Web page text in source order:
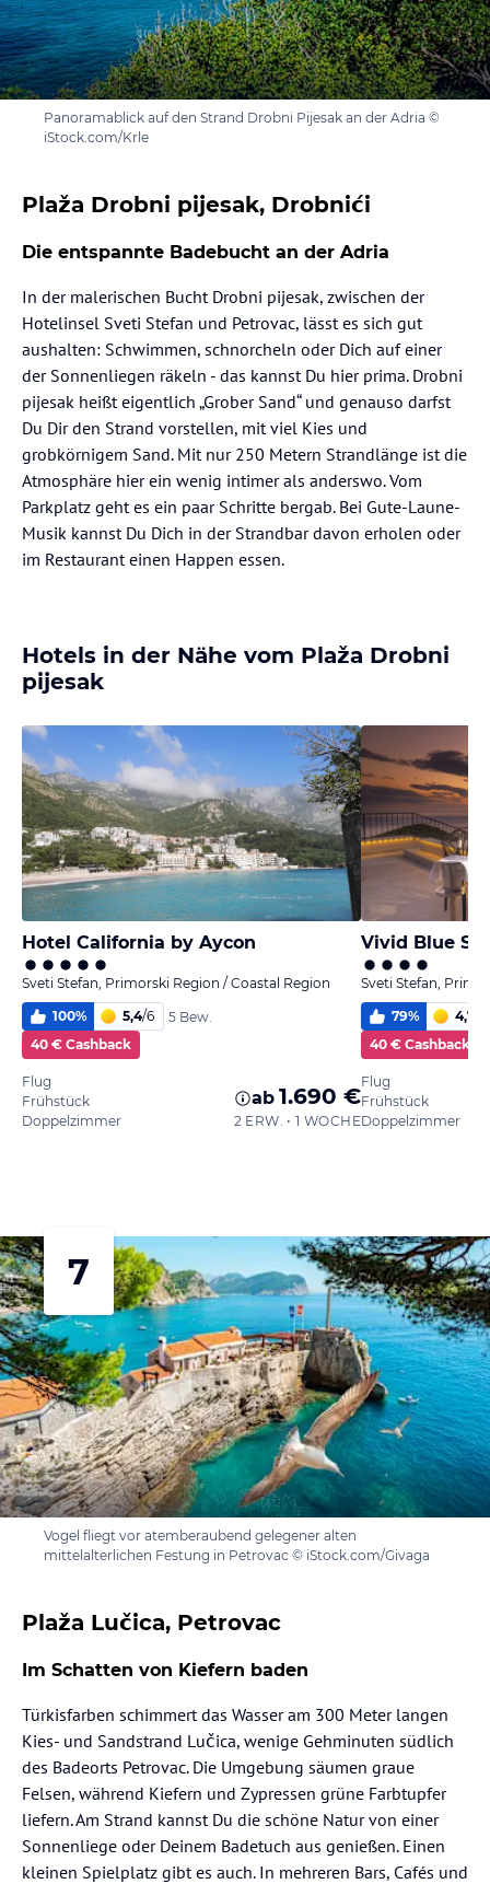
Panoramablick auf den Strand Drobni Pijesak an der Adria ©
iStock.com/Krle
Plaža Drobni pijesak, Drobnići
Die entspannte Badebucht an der Adria
In der malerischen Bucht Drobni pijesak, zwischen der
Hotelinsel Sveti Stefan und Petrovac, lässt es sich gut
aushalten: Schwimmen, schnorcheln oder Dich auf einer
der Sonnenliegen räkeln - das kannst Du hier prima. Drobni
pijesak heißt eigentlich „Grober Sand“ und genauso darfst
Du Dir den Strand vorstellen, mit viel Kies und
grobkörnigem Sand. Mit nur 250 Metern Strandlänge ist die
Atmosphäre hier ein wenig intimer als anderswo. Vom
Parkplatz geht es ein paar Schritte bergab. Bei Gute-Laune-
Musik kannst Du Dich in der Strandbar davon erholen oder
im Restaurant einen Happen essen.
Hotels in der Nähe vom Plaža Drobni
pijesak
Hotel California by Aycon
Sveti Stefan, Primorski Region / Coastal Region
100% 5,4/6
5 Bew.
40 € Cashback
Flug
Frühstück
Doppelzimmer
ab 1.690 €
2 ERW. • 1 WOCHE
Vivid Blue
Sveti Stefan,
79% 4,7
40 € Cashback
Flug
Frühstück
Doppelzimmer
7
Vogel fliegt vor atemberaubend gelegener alten
mittelalterlichen Festung in Petrovac © iStock.com/Givaga
Plaža Lučica, Petrovac
Im Schatten von Kiefern baden
Türkisfarben schimmert das Wasser am 300 Meter langen
Kies- und Sandstrand Lučica, wenige Gehminuten südlich
des Badeorts Petrovac. Die Umgebung säumen graue
Felsen, während Kiefern und Zypressen grüne Farbtupfer
liefern. Am Strand kannst Du die schöne Natur von einer
Sonnenliege oder Deinem Badetuch aus genießen. Einen
kleinen Spielplatz gibt es auch. In mehreren Bars, Cafés und